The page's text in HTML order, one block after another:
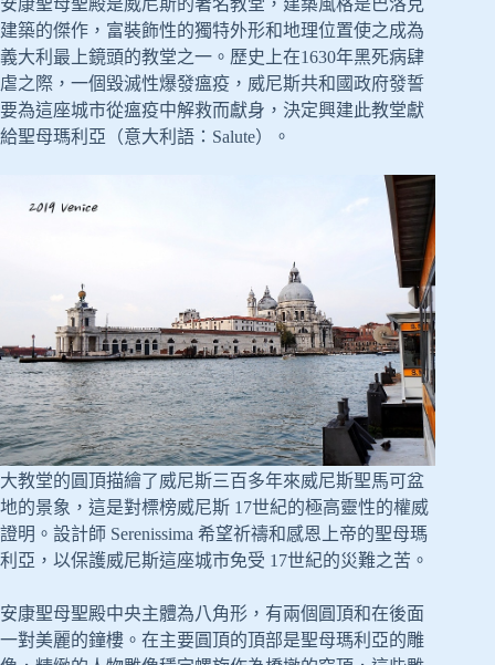
安康聖母聖殿是威尼斯的著名教堂，建築風格是巴洛克
建築的傑作，富裝飾性的獨特外形和地理位置使之成為
義大利最上鏡頭的教堂之一。歷史上在1630年黑死病肆
虐之際，一個毀滅性爆發瘟疫，威尼斯共和國政府發誓
要為這座城市從瘟疫中解救而獻身，決定興建此教堂獻
給聖母瑪利亞（意大利語：Salute）。
大教堂的圓頂描繪了威尼斯三百多年來威尼斯聖馬可盆
地的景象，這是對標榜威尼斯 17世紀的極高靈性的權威
證明。設計師 Serenissima 希望祈禱和感恩上帝的聖母瑪
利亞，以保護威尼斯這座城市免受 17世紀的災難之苦。
安康聖母聖殿中央主體為八角形，有兩個圓頂和在後面
一對美麗的鐘樓。在主要圓頂的頂部是聖母瑪利亞的雕